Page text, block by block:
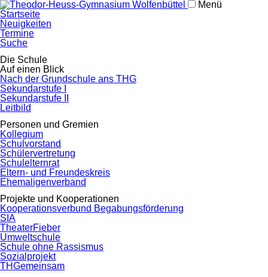
Menü
Navigation
überspringen
Startseite
Neuigkeiten
Termine
Suche
Navigation
überspringen
Die Schule
Auf einen Blick
Nach der Grundschule ans THG
Sekundarstufe I
Sekundarstufe II
Leitbild
Personen und Gremien
Kollegium
Schulvorstand
Schülervertretung
Schulelternrat
Eltern- und Freundeskreis
Ehemaligenverband
Projekte und Kooperationen
Kooperationsverbund Begabungsförderung
SIA
TheaterFieber
Umweltschule
Schule ohne Rassismus
Sozialprojekt
THGemeinsam